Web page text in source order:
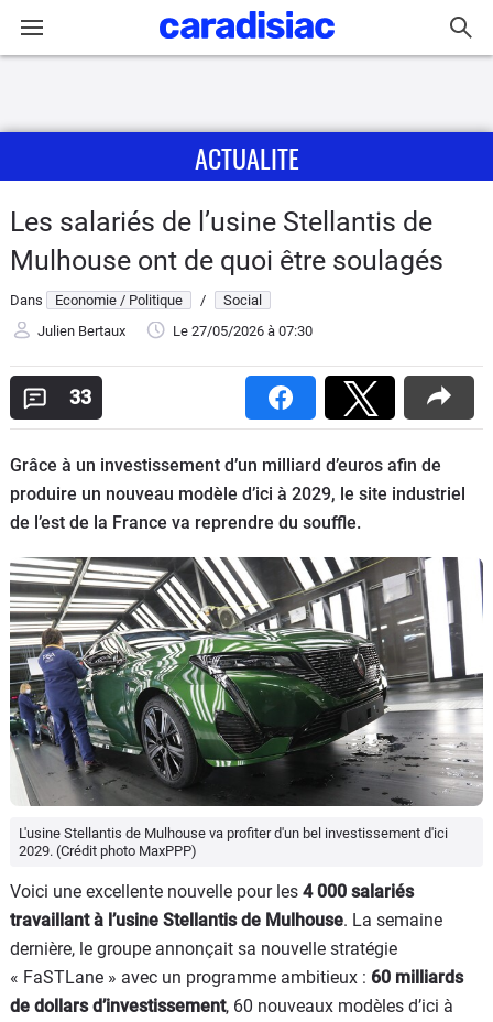
Actu
Essais
Guide
Electriques
Utilitaires
Flottes
Services
Forum
Moto
Marques
ACTUALITE
Les salariés de l’usine Stellantis de
Mulhouse ont de quoi être soulagés
Dans Economie / Politique /
Social
Julien Bertaux
Le 27/05/2026 à 07:30
33
Grâce à un investissement d’un milliard d’euros afin de
produire un nouveau modèle d’ici à 2029, le site industriel
de l’est de la France va reprendre du souffle.
L'usine Stellantis de Mulhouse va profiter d'un bel investissement d'ici
2029. (Crédit photo MaxPPP)
Voici une excellente nouvelle pour les 4 000 salariés
travaillant à l’usine Stellantis de Mulhouse. La semaine
dernière, le groupe annonçait sa nouvelle stratégie
« FaSTLane » avec un programme ambitieux : 60 milliards
de dollars d’investissement, 60 nouveaux modèles d’ici à